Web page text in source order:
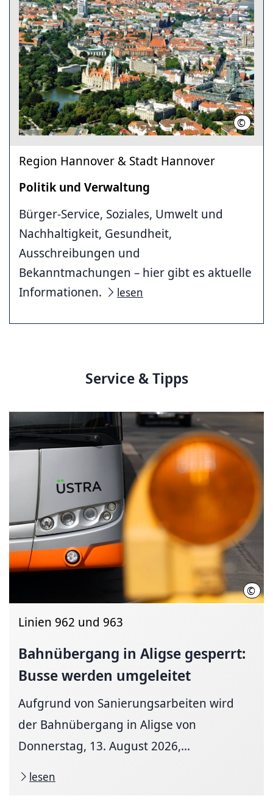
©
Region Hannover & Stadt Hannover
Politik und Verwaltung
Bürger-Service, Soziales, Umwelt und
Nachhaltigkeit, Gesundheit,
Ausschreibungen und
Bekanntmachungen – hier gibt es aktuelle
Informationen.
lesen
Service & Tipps
©
Linien 962 und 963
Bahnüber­gang in Alig­se ge­sperrt:
Busse wer­den um­ge­lei­tet
Aufgrund von Sanierungsarbeiten wird
der Bahnübergang in Aligse von
Donnerstag, 13. August 2026,...
lesen